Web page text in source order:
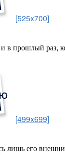
[525x700]
в прошлый раз,
[499x699]
лишь его